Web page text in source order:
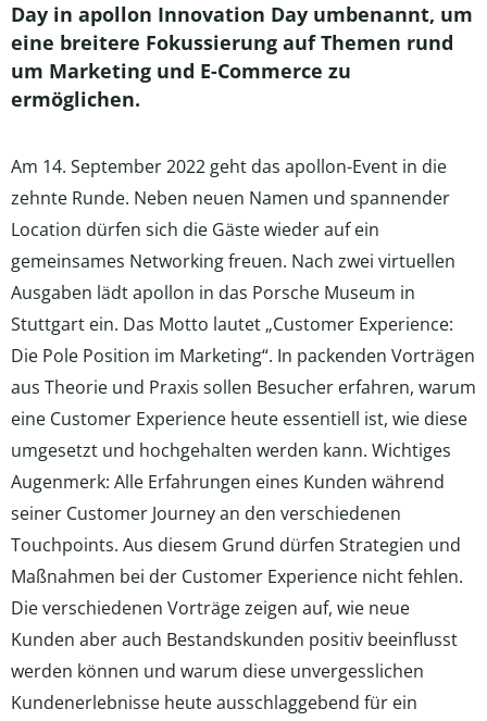
Day in apollon Innovation Day umbenannt, um
eine breitere Fokussierung auf Themen rund
um Marketing und E-Commerce zu
ermöglichen.
Am 14. September 2022 geht das apollon-Event in die
zehnte Runde. Neben neuen Namen und spannender
Location dürfen sich die Gäste wieder auf ein
gemeinsames Networking freuen. Nach zwei virtuellen
Ausgaben lädt apollon in das Porsche Museum in
Stuttgart ein. Das Motto lautet „Customer Experience:
Die Pole Position im Marketing“. In packenden Vorträgen
aus Theorie und Praxis sollen Besucher erfahren, warum
eine Customer Experience heute essentiell ist, wie diese
umgesetzt und hochgehalten werden kann. Wichtiges
Augenmerk: Alle Erfahrungen eines Kunden während
seiner Customer Journey an den verschiedenen
Touchpoints. Aus diesem Grund dürfen Strategien und
Maßnahmen bei der Customer Experience nicht fehlen.
Die verschiedenen Vorträge zeigen auf, wie neue
Kunden aber auch Bestandskunden positiv beeinflusst
werden können und warum diese unvergesslichen
Kundenerlebnisse heute ausschlaggebend für ein